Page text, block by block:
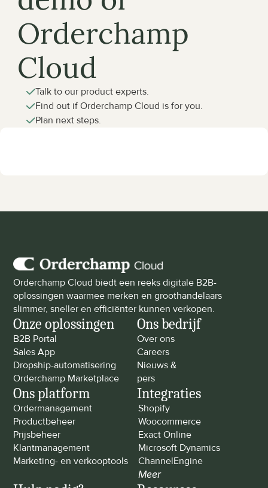
Orderchamp
Cloud
Talk to our product experts.
Find out if Orderchamp Cloud is for you.
Plan next steps.
Orderchamp Cloud biedt een reeks digitale B2B-
oplossingen waarmee merken en groothandelaars
slimmer, sneller en efficiënter kunnen verkopen.
Onze oplossingen
B2B Portal
Sales App
Dropship-automatisering
Orderchamp Marketplace
Ons bedrijf
Over ons
Careers
Nieuws &
pers
Ons platform
Ordermanagement
Productbeheer
Prijsbeheer
Klantmanagement
Marketing- en verkooptools
Integraties
Shopify
Woocommerce
Exact Online
Microsoft Dynamics
ChannelEngine
Meer